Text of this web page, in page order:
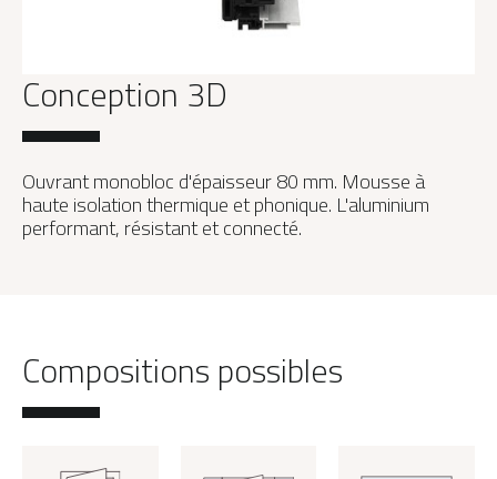
Conception 3D
Ouvrant monobloc d'épaisseur 80 mm. Mousse à
haute isolation thermique et phonique. L'aluminium
performant, résistant et connecté.
Compositions possibles